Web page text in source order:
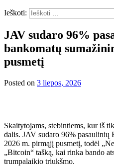
Ieškoti:
JAV sudaro 96%
bankomatų
pusmetį
Posted on 3 liepos, 2026
Skaitytojams, stebintiems, kur iš
dalis. JAV sudaro 96% pasaulinių
2026 m. pirmąjį pusmetį, todėl
„Bitcoin“ tašką, kai rinka bando
trumpalaikio triukšmo.